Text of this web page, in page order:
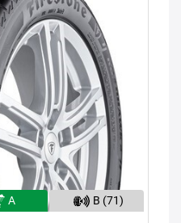
A B (71)